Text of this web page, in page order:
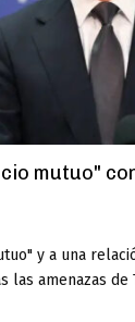
mutuo"
y a una
las amenazas de